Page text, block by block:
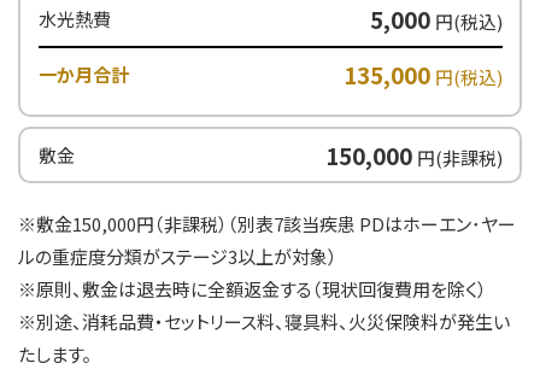
水光熱費 5,000 円(税込)
一か月合計 135,000 円(税込)
敷金 150,000 円(非課税)
※敷金150,000円（非課税）（別表7該当疾患 PDはホーエン･ヤー
ルの重症度分類がステージ3以上が対象）
※原則、敷金は退去時に全額返金する（現状回復費用を除く）
※別途、消耗品費・セットリース料、寝具料、火災保険料が発生い
たします。